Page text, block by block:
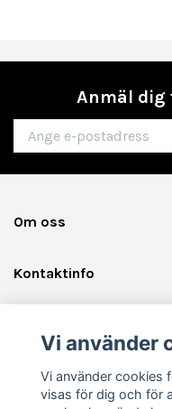
Anmäl dig
Om oss
Kontaktinfo
Sociala medier
Vi använder
Vi använder cookies
visas för dig och för